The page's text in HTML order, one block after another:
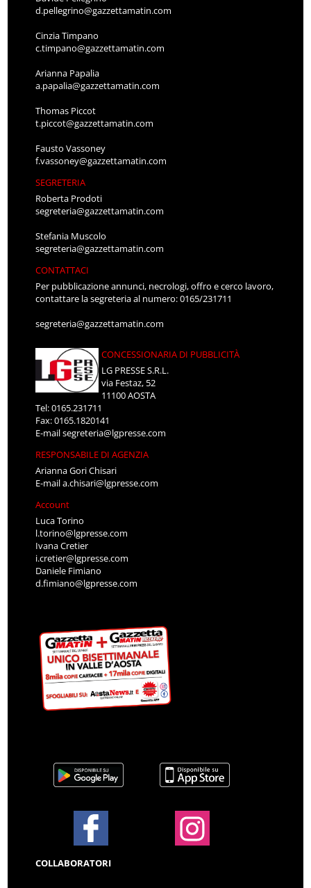
d.pellegrino@gazzettamatin.com
Cinzia Timpano
c.timpano@gazzettamatin.com
Arianna Papalia
a.papalia@gazzettamatin.com
Thomas Piccot
t.piccot@gazzettamatin.com
Fausto Vassoney
f.vassoney@gazzettamatin.com
SEGRETERIA
Roberta Prodoti
segreteria@gazzettamatin.com
Stefania Muscolo
segreteria@gazzettamatin.com
CONTATTACI
Per pubblicazione annunci, necrologi, offro e cerco lavoro,
contattare la segreteria al numero: 0165/231711
segreteria@gazzettamatin.com
CONCESSIONARIA DI PUBBLICITÀ
LG PRESSE S.R.L.
via Festaz, 52
11100 AOSTA
Tel: 0165.231711
Fax: 0165.1820141
E-mailsegreteria@lgpresse.com
RESPONSABILE DI AGENZIA
Arianna Gori Chisari
E-maila.chisari@lgpresse.com
Account
Luca Torino
l.torino@lgpresse.com
Ivana Cretier
i.cretier@lgpresse.com
Daniele Fimiano
d.fimiano@lgpresse.com
COLLABORATORI